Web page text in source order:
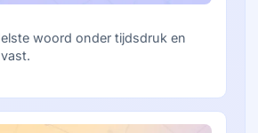
woord onder tijdsdruk en